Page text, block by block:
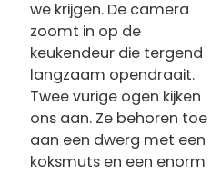
we krijgen. De camera
zoomt in op de
keukendeur die tergend
langzaam opendraait.
Twee vurige ogen kijken
ons aan. Ze behoren toe
aan een dwerg met een
koksmuts en een enorm